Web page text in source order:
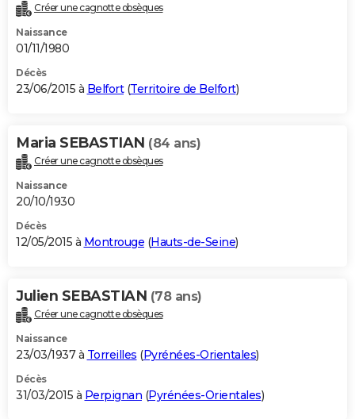
Créer une cagnotte obsèques
Naissance
01/11/1980
Décès
23/06/2015 à Belfort(Territoire de Belfort)
Maria SEBASTIAN (84 ans)
Créer une cagnotte obsèques
Naissance
20/10/1930
Décès
12/05/2015 à Montrouge (Hauts-de-Seine)
Julien SEBASTIAN (78 ans)
Créer une cagnotte obsèques
Naissance
23/03/1937 à Torreilles (Pyrénées-Orientales)
Décès
31/03/2015 à Perpignan (Pyrénées-Orientales)